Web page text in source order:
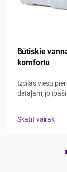
Būtiskie
komfortu
Izcilas viesu
detaļām, jo
Skatīt vairāk